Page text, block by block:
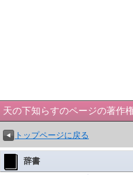
天の下知らすのページの著作
トップページに戻る
辞書